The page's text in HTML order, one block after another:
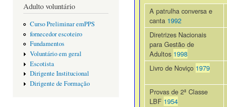
Adulto voluntário
Curso Preliminar emPPS
fornecedor escoteiro
Fundamentos
Voluntário em geral
Escotista
Dirigente Institucional
Dirigente de Formação
A patrulha conversa e
canta 1992
Diretrizes Nacionais
para Gestão de
Adultos 1998
Livro de Noviço 1979
Provas de 2ª Classe
LBF 1954